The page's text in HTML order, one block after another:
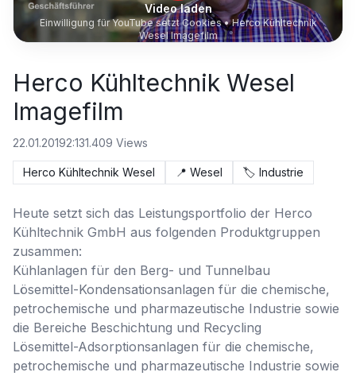
Video laden
Einwilligung für YouTube setzt Cookies •Herco Kühltechnik
Wesel Imagefilm
Herco Kühltechnik Wesel
Imagefilm
22.01.20192:131.409 Views
Herco Kühltechnik Wesel 📍 Wesel 🏷️ Industrie
Heute setzt sich das Leistungsportfolio der Herco
Kühltechnik GmbH aus folgenden Produktgruppen
zusammen:
Kühlanlagen für den Berg- und Tunnelbau
Lösemittel-Kondensationsanlagen für die chemische,
petrochemische und pharmazeutische Industrie sowie
die Bereiche Beschichtung und Recycling
Lösemittel-Adsorptionsanlagen für die chemische,
petrochemische und pharmazeutische Industrie sowie